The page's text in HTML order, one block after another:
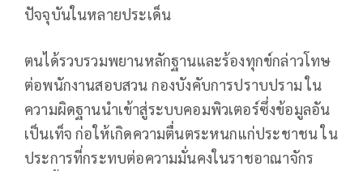
ปัจจุบันในหลายประเด็น
ตนได้รวบรวมพยานหลักฐานและร้องทุกข์กล่าวโทษ
ต่อพนักงานสอบสวน กองบังคับการปราบปราม ใน
ความผิดฐานนำเข้าสู่ระบบคอมพิวเตอร์ซึ่งข้อมูลอัน
เป็นเท็จ ก่อให้เกิดความตื่นตระหนกแก่ประชาชน ใน
ประการที่กระทบต่อความมั่นคงในราชอาณาจักร